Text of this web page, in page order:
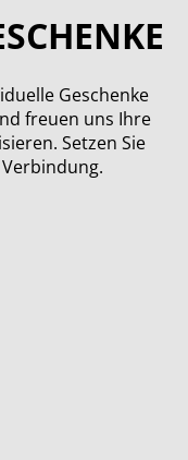
Geschenke
freuen uns Ihre
Setzen Sie